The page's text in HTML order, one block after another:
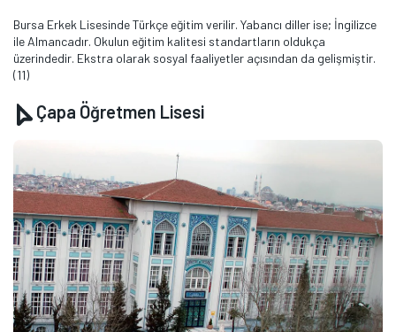
Bursa Erkek Lisesinde Türkçe eğitim verilir. Yabancı diller ise; İngilizce
ile Almancadır. Okulun eğitim kalitesi standartların oldukça
üzerindedir. Ekstra olarak sosyal faaliyetler açısından da gelişmiştir.
(11)
Çapa Öğretmen Lisesi